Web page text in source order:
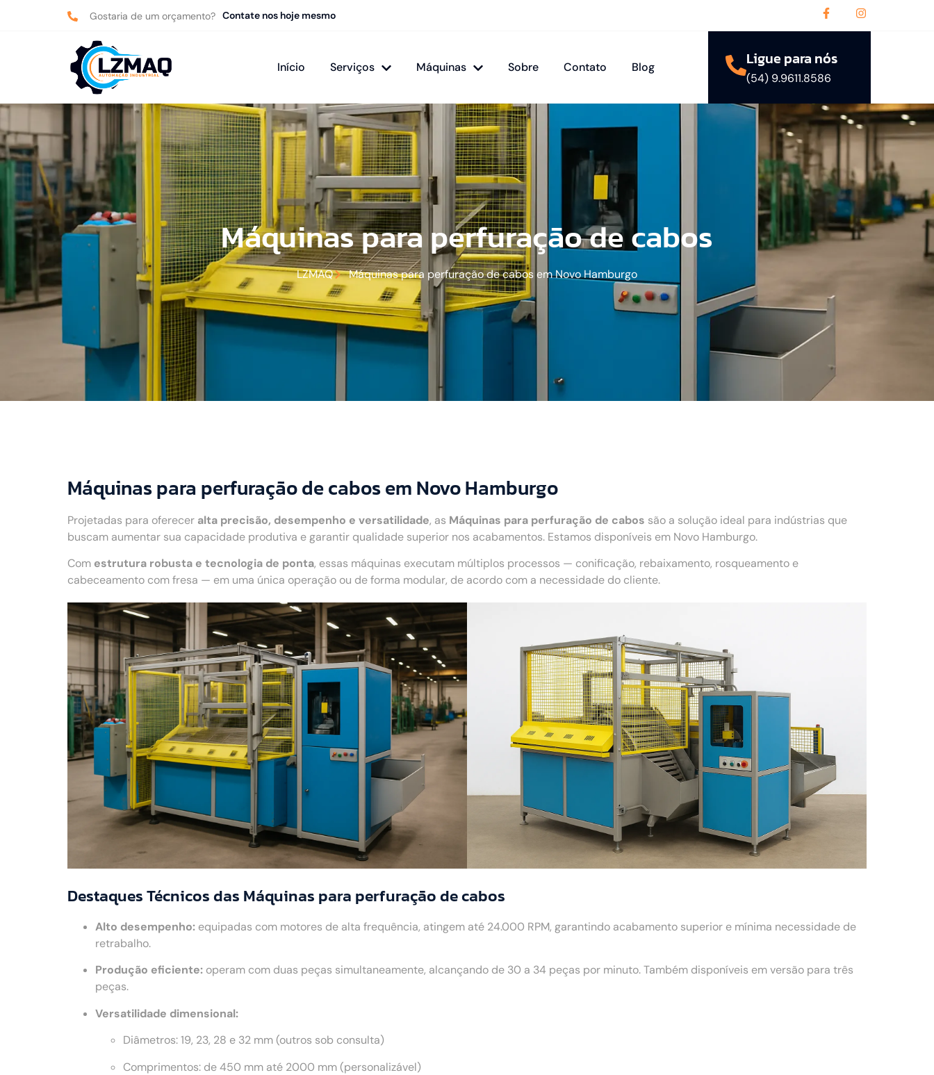
Gostaria de um orçamento? Contate nos hoje mesmo
Início Serviços Máquinas Sobre Contato Blog Ligue para nós
(54) 9.9611.8586
Máquinas para perfuração de cabos
LZMAQ Máquinas para perfuração de cabos em Novo Hamburgo
Máquinas para perfuração de cabos em Novo Hamburgo
Projetadas para oferecer alta precisão, desempenho e versatilidade, as Máquinas para perfuração de cabos são a solução ideal para indústrias que
buscam aumentar sua capacidade produtiva e garantir qualidade superior nos acabamentos. Estamos disponíveis em Novo Hamburgo.
Com estrutura robusta e tecnologia de ponta, essas máquinas executam múltiplos processos — conificação, rebaixamento, rosqueamento e
cabeceamento com fresa — em uma única operação ou de forma modular, de acordo com a necessidade do cliente.
Destaques Técnicos das Máquinas para perfuração de cabos
Alto desempenho: equipadas com motores de alta frequência, atingem até 24.000 RPM, garantindo acabamento superior e mínima necessidade de
retrabalho.
Produção eficiente: operam com duas peças simultaneamente, alcançando de 30 a 34 peças por minuto. Também disponíveis em versão para três
peças.
Versatilidade dimensional:
Diâmetros: 19, 23, 28 e 32 mm (outros sob consulta)
Comprimentos: de 450 mm até 2000 mm (personalizável)